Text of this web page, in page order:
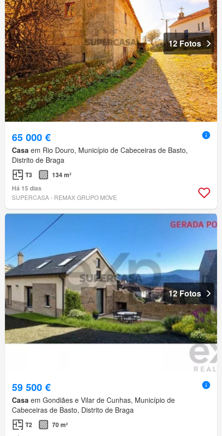
12 Fotos
65 000 €
Casa em Rio Douro, Município de Cabeceiras de Basto,
Distrito de Braga
T3
134 m²
Há 15 dias
SUPERCASA - REMAX GRUPO MOVE
12 Fotos
59 500 €
Casa em Gondiães e Vilar de Cunhas, Município de
Cabeceiras de Basto, Distrito de Braga
T2
70 m²